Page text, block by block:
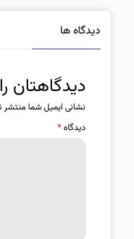
دیدگاه ها
دیدگاهتان
نشانی ایمیل شما
دیدگاه*